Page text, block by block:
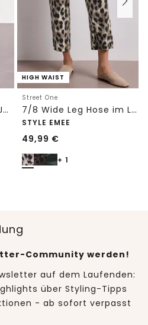
High Waist Barrel Leg Jeans im Loose Fit
HIGH WAIST
Street One
7/8 Wide Leg Hose im Loose Fit mit Print
STYLE EMEE
49,99 €
+ 1
Community werden!
auf dem Laufenden:
über Styling-Tipps
- ab sofort verpasst